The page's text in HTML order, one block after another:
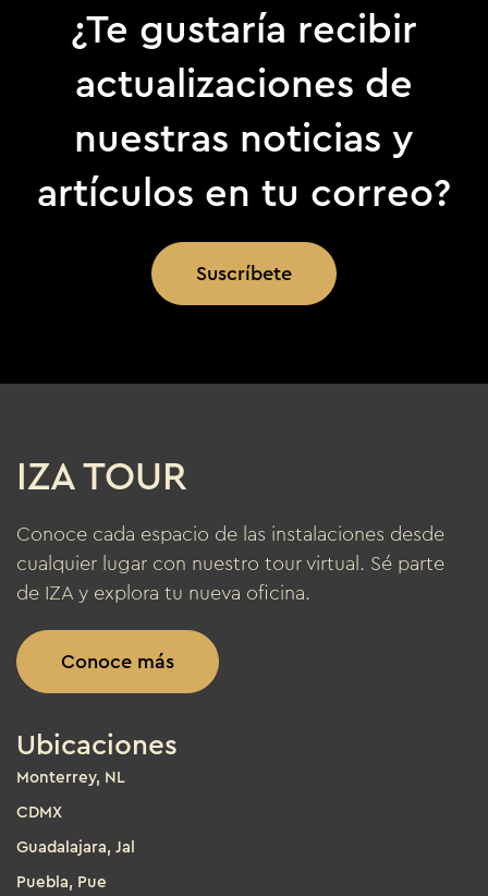
¿Te gustaría recibir
actualizaciones de
nuestras noticias y
artículos en tu correo?
Suscríbete
IZA TOUR
Conoce cada espacio de las instalaciones desde
cualquier lugar con nuestro tour virtual. Sé parte
de IZA y explora tu nueva oficina.
Conoce más
Ubicaciones
Monterrey, NL
CDMX
Guadalajara, Jal
Puebla, Pue